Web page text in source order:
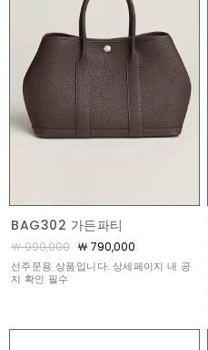
BAG302 가든파티
￦ 990,000 ￦ 790,000
선주문용 상품입니다. 상세페이지 내 공
지 확인 필수